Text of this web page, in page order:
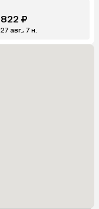
822 ₽
авг., 7 н.